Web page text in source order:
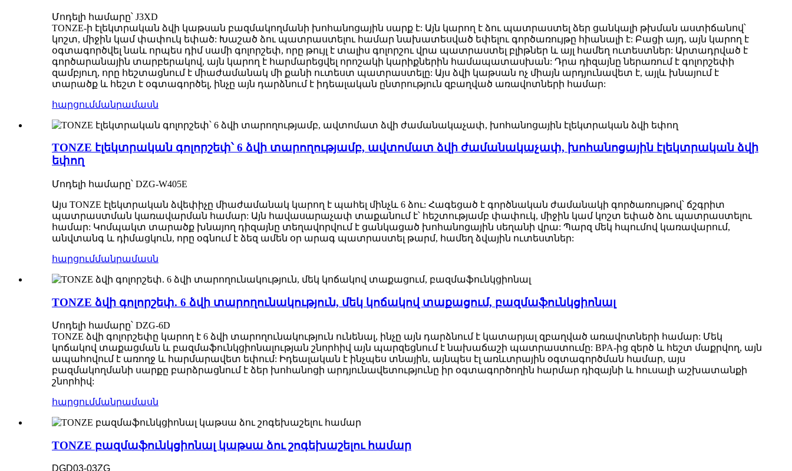
Մոդելի համարը՝ J3XD
TONZE-ի էլեկտրական ձվի կաթսան բազմակողմանի խոհանոցային սարք է: Այն կարող է ձու պատրաստել ձեր ցանկալի թխման աստիճանով՝
կոշտ, միջին կամ փափուկ եփած: Խաշած ձու պատրաստելու համար նախատեսված եփելու գործառույթը հիանալի է: Բացի այդ, այն կարող է
օգտագործվել նաև որպես դիմ սամի գոլորշեփ, որը թույլ է տալիս գոլորշու վրա պատրաստել բլիթներ և այլ համեղ ուտեստներ: Արտադրված է
գործարանային տարբերակով, այն կարող է հարմարեցվել որոշակի կարիքներին համապատասխան: Դրա դիզայնը ներառում է գոլորշեփի
զամբյուղ, որը հեշտացնում է միաժամանակ մի քանի ուտեստ պատրաստելը: Այս ձվի կաթսան ոչ միայն արդյունավետ է, այլև խնայում է
տարածք և հեշտ է օգտագործել, ինչը այն դարձնում է իդեալական ընտրություն զբաղված առավոտների համար:
հարցումմանրամասն
TONZE էլեկտրական գոլորշեփ՝ 6 ձվի տարողությամբ, ավտոմատ ձվի ժամանակաչափ, խոհանոցային էլեկտրական ձվի
եփող
Մոդելի համարը՝ DZG-W405E
Այս TONZE էլեկտրական ձվեփիչը միաժամանակ կարող է պահել մինչև 6 ձու: Հագեցած է գործնական ժամանակի գործառույթով՝ ճշգրիտ
պատրաստման կառավարման համար: Այն հավասարաչափ տաքանում է՝ հեշտությամբ փափուկ, միջին կամ կոշտ եփած ձու պատրաստելու
համար: Կոմպակտ տարածք խնայող դիզայնը տեղավորվում է ցանկացած խոհանոցային սեղանի վրա: Պարզ մեկ հպումով կառավարում,
անվտանգ և դիմացկուն, որը օգնում է ձեզ ամեն օր արագ պատրաստել թարմ, համեղ ձվային ուտեստներ:
հարցումմանրամասն
TONZE ձվի գոլորշեփ. 6 ձվի տարողունակություն, մեկ կոճակով տաքացում, բազմաֆունկցիոնալ
Մոդելի համարը՝ DZG-6D
TONZE ձվի գոլորշեփը կարող է 6 ձվի տարողունակություն ունենալ, ինչը այն դարձնում է կատարյալ զբաղված առավոտների համար: Մեկ
կոճակով տաքացման և բազմաֆունկցիոնալության շնորհիվ այն պարզեցնում է նախաճաշի պատրաստումը: BPA-ից զերծ և հեշտ մաքրվող, այն
ապահովում է առողջ և հարմարավետ եփում: Իդեալական է ինչպես տնային, այնպես էլ առևտրային օգտագործման համար, այս
բազմակողմանի սարքը բարձրացնում է ձեր խոհանոցի արդյունավետությունը իր օգտագործողին հարմար դիզայնի և հուսալի աշխատանքի
շնորհիվ:
հարցումմանրամասն
TONZE բազմաֆունկցիոնալ կաթսա ձու շոգեխաշելու համար
DGD03-03ZG